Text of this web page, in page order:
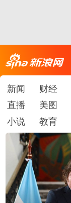
新闻 财经
直播
美图
小说
教育